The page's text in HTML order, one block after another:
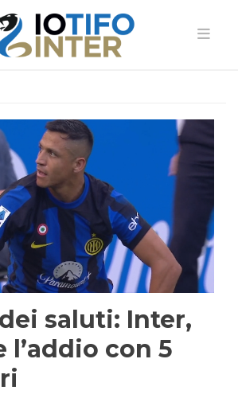
saluti: Inter,
l’addio con 5